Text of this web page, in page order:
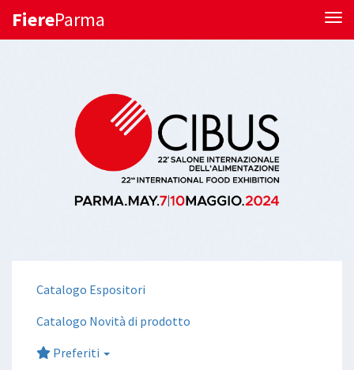
FiereParma
Catalogo Espositori
Catalogo Novità di prodotto
Preferiti